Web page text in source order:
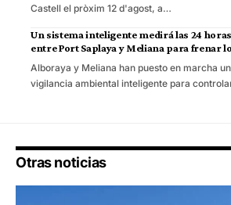
Castell el pròxim 12 d'agost, a…
Un sistema inteligente medirá las 24
entre Port Saplaya y Meliana para frenar
Alboraya y Meliana han puesto en marcha
vigilancia ambiental inteligente para
Otras noticias